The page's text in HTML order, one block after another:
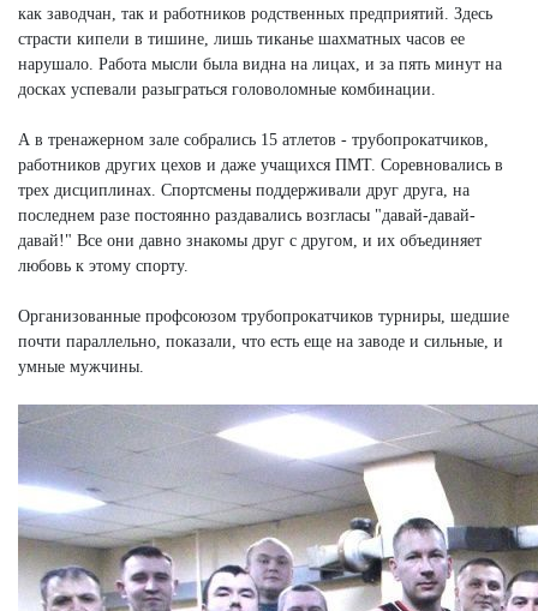
как заводчан, так и работников родственных предприятий. Здесь
страсти кипели в тишине, лишь тиканье шахматных часов ее
нарушало. Работа мысли была видна на лицах, и за пять минут на
досках успевали разыграться головоломные комбинации.
А в тренажерном зале собрались 15 атлетов - трубопрокатчиков,
работников других цехов и даже учащихся ПМТ. Соревновались в
трех дисциплинах. Спортсмены поддерживали друг друга, на
последнем разе постоянно раздавались возгласы "давай-давай-
давай!" Все они давно знакомы друг с другом, и их объединяет
любовь к этому спорту.
Организованные профсоюзом трубопрокатчиков турниры, шедшие
почти параллельно, показали, что есть еще на заводе и сильные, и
умные мужчины.